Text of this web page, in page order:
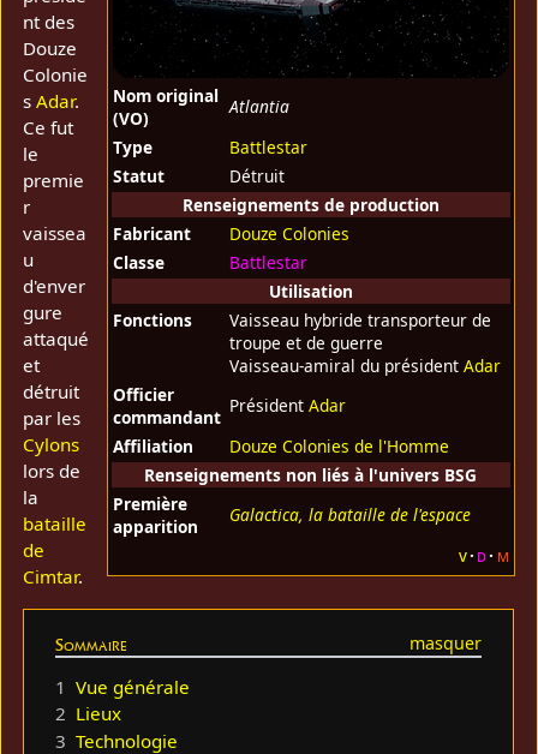
Nom original
(VO)
Atlantia
Type
Battlestar
Statut
Détruit
Renseignements de production
Fabricant
Douze Colonies
Classe
Battlestar
Utilisation
Fonctions
Vaisseau hybride transporteur de
troupe et de guerre
Vaisseau-amiral du président Adar
Officier
commandant
Président Adar
Affiliation
Douze Colonies de l'Homme
Renseignements non liés à l'univers BSG
Première
apparition
Galactica, la bataille de l'espace
v d m
nt des
Douze
Colonie
sAdar.
Ce fut
le
premie
r
vaissea
u
d'enver
gure
attaqué
et
détruit
par les
Cylons
lors de
la
bataille
de
Cimtar.
Sommaire
1 Vue générale
2 Lieux
3 Technologie